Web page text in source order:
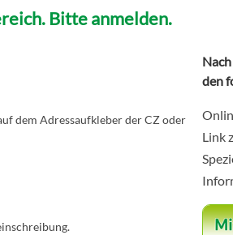
Bitte anmelden.
dem Adressaufkleber der CZ oder
den
Link